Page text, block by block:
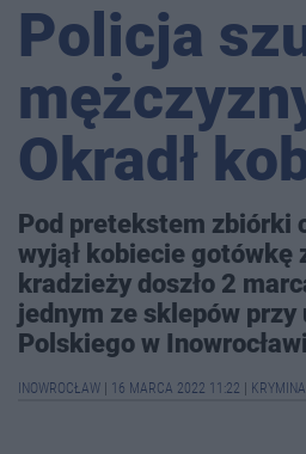
Policja
Okradł
Pod pretekstem zbiórki
wyjął kobiecie gotówkę
kradzieży doszło 2
jednym ze sklepów przy
Polskiego w
INOWROCŁAW 16 MARCA 2022 11:22